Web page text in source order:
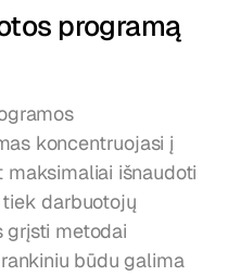
programą
koncentruojasi į
išnaudoti
darbuotojų
grįsti metodai
būdu galima